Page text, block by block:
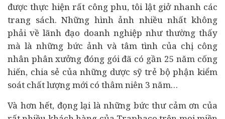
được thực hiện rất công phu, tôi lật giở nhanh các
trang sách. Những hình ảnh nhiều nhất không
phải về lãnh đạo doanh nghiệp như thường thấy
mà là những bức ảnh và tâm tình của chị công
nhân phân xưởng đóng gói đã có gần 25 năm cống
hiến, chia sẻ của những dược sỹ trẻ bộ phận kiểm
soát chất lượng mới có thâm niên 3 năm…
Và hơn hết, đọng lại là những bức thư cảm ơn của